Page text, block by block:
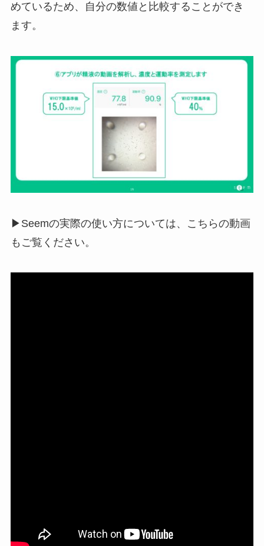
めているため、自分の数値と比較することができ
ます。
▶Seemの実際の使い方については、こちらの動画
もご覧ください。